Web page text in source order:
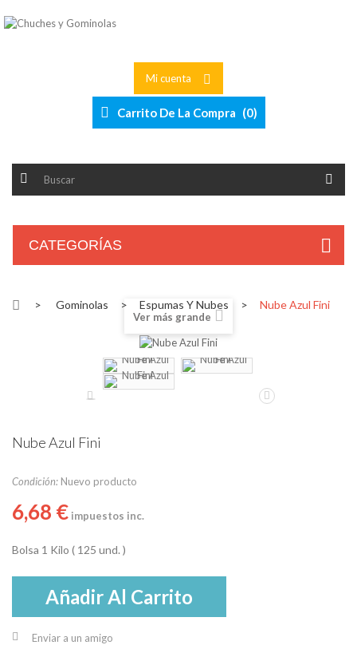
Mi cuenta
Carrito De La Compra (0)
CATEGORÍAS
> Gominolas > Espumas Y Nubes > Nube Azul Fini
Ver más grande
Nube Azul Fini
Condición: Nuevo producto
6,68 € impuestos inc.
Bolsa 1 Kilo ( 125 und. )
Añadir Al Carrito
Enviar a un amigo